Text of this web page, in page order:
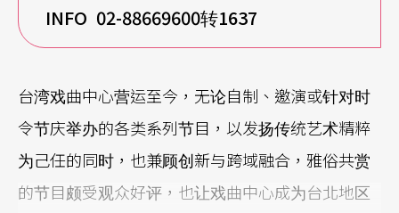
INFO 02-88669600转1637
台湾戏曲中心营运至今，无论自制、邀演或针对时
令节庆举办的各类系列节目，以发扬传统艺术精粹
为己任的同时，也兼顾创新与跨域融合，雅俗共赏
的节目颇受观众好评，也让戏曲中心成为台北地区